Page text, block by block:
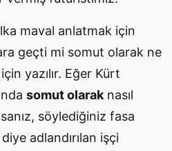
maval anlatmak için
geçti mi somut olarak ne
yazılır. Eğer Kürt
somut olarak nasıl
söylediğiniz fasa
adlandırılan işçi